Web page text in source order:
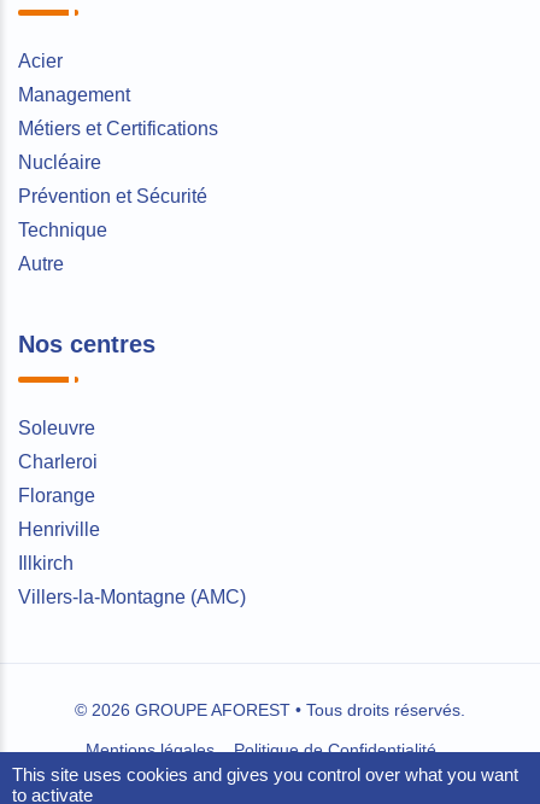
Acier
Management
Métiers et Certifications
Nucléaire
Prévention et Sécurité
Technique
Autre
Nos centres
Soleuvre
Charleroi
Florange
Henriville
Illkirch
Villers-la-Montagne (AMC)
© 2026 GROUPE AFOREST • Tous droits réservés.
Mentions légales
Politique de Confidentialité
Conditions Générales de Vente
This site uses cookies and gives you control over what you want
to activate